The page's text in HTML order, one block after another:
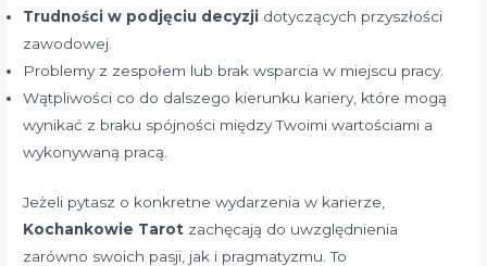
Trudności w podjęciu decyzji dotyczących przyszłości
zawodowej.
Problemy z zespołem lub brak wsparcia w miejscu pracy.
Wątpliwości co do dalszego kierunku kariery, które mogą
wynikać z braku spójności między Twoimi wartościami a
wykonywaną pracą.
Jeżeli pytasz o konkretne wydarzenia w karierze,
Kochankowie Tarot zachęcają do uwzględnienia
zarówno swoich pasji, jak i pragmatyzmu. To